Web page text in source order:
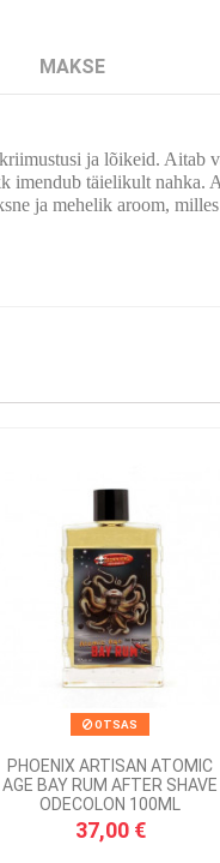
MAKSE
ja lõikeid. Aitab
imendub täielikult nahka.
ja mehelik aroom,
OTSAS
PHOENIX ARTISAN ATOMIC
AGE BAY RUM AFTER SHAVE
ODECOLON 100ML
37,00 €